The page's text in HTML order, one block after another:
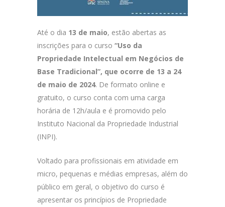
Até o dia 13 de maio, estão abertas as
inscrições para o curso “Uso da
Propriedade Intelectual em Negócios de
Base Tradicional”, que ocorre de 13 a 24
de maio de 2024. De formato online e
gratuito, o curso conta com uma carga
horária de 12h/aula e é promovido pelo
Instituto Nacional da Propriedade Industrial
(INPI).
Voltado para profissionais em atividade em
micro, pequenas e médias empresas, além do
público em geral, o objetivo do curso é
apresentar os princípios de Propriedade